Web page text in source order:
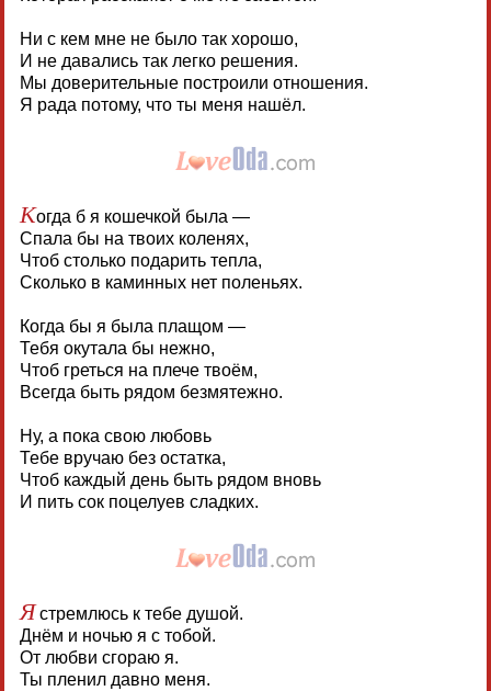
Ни с кем мне не было так хорошо,
И не давались так легко решения.
Мы доверительные построили отношения.
Я рада потому, что ты меня нашёл.
Когда б я кошечкой была —
Спала бы на твоих коленях,
Чтоб столько подарить тепла,
Сколько в каминных нет поленьях.
Когда бы я была плащом —
Тебя окутала бы нежно,
Чтоб греться на плече твоём,
Всегда быть рядом безмятежно.
Ну, а пока свою любовь
Тебе вручаю без остатка,
Чтоб каждый день быть рядом вновь
И пить сок поцелуев сладких.
Ястремлюсь к тебе душой.
Днём и ночью я с тобой.
От любви сгораю я.
Ты пленил давно меня.